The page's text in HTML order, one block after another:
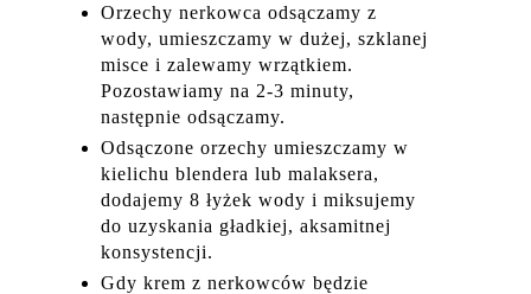
Orzechy nerkowca odsączamy z
wody, umieszczamy w dużej, szklanej
misce i zalewamy wrzątkiem.
Pozostawiamy na 2-3 minuty,
następnie odsączamy.
Odsączone orzechy umieszczamy w
kielichu blendera lub malaksera,
dodajemy 8 łyżek wody i miksujemy
do uzyskania gładkiej, aksamitnej
konsystencji.
Gdy krem z nerkowców będzie